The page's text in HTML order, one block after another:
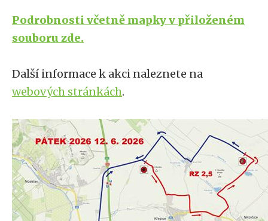
Podrobnosti včetně mapky v přiloženém
souboru zde.
Další informace k akci naleznete na
webových stránkách.